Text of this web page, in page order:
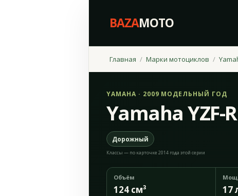
BAZAMOTO
Главная Марки мотоциклов
YAMAHA · 2009 МОДЕЛЬНЫЙ ГОД
Yamaha YZF-
Дорожный
Классы — по карточке 2014 года этой серии
Объём
124 см³ 17